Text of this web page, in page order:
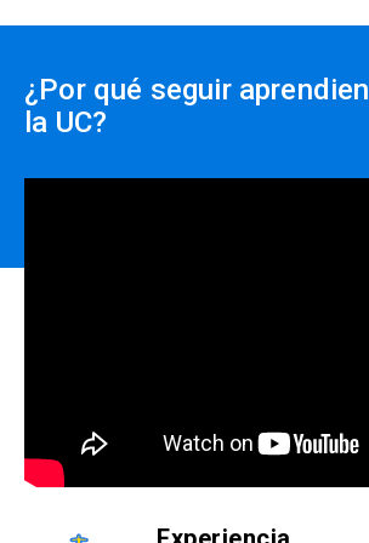
Descripción del curso:
equipos.
Analizar la organización,
¿Por qué seguir
la UC?